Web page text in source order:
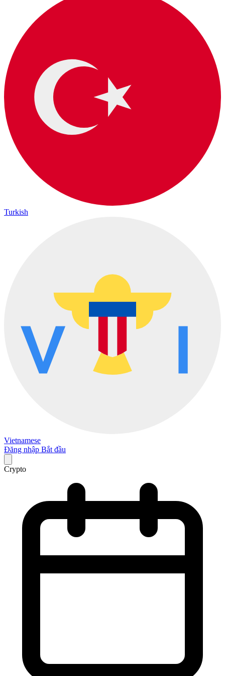
Turkish
Vietnamese
Đăng nhập Bắt đầu
Crypto